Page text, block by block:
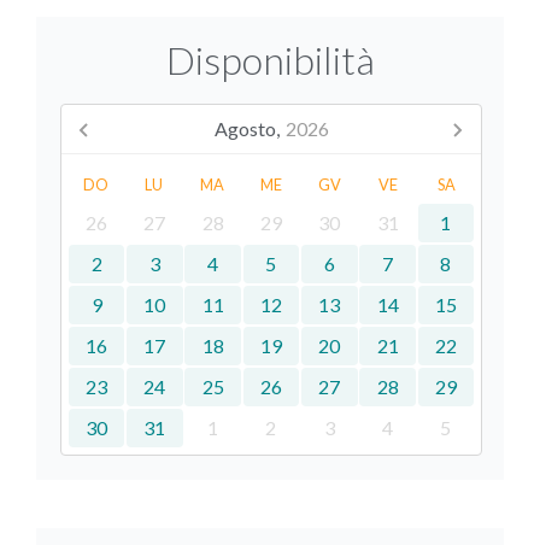
Disponibilità
Agosto, 2026
DO LU MA ME GV VE SA
26 27 28 29 30 31
1
2
3 4 5 6 7
8
9
10 11 12 13 14
15
16
17 18 19 20 21
22
23
24 25 26 27 28
29
30
31 1 2 3 4 5